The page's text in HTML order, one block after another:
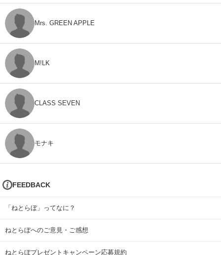
Mrs. GREEN APPLE
M!LK
CLASS SEVEN
モナキ
FEEDBACK
「ねとらぼ」ってなに？
ねとらぼへのご意見・ご感想
ねとらぼプレゼントキャンペーン応募規約